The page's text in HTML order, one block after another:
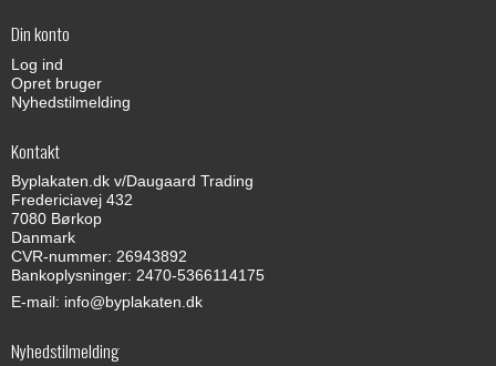
Din konto
Log ind
Opret bruger
Nyhedstilmelding
Kontakt
Byplakaten.dk v/Daugaard Trading
Fredericiavej 432
7080 Børkop
Danmark
CVR-nummer: 26943892
Bankoplysninger: 2470-5366114175
E-mail: info@byplakaten.dk
Nyhedstilmelding